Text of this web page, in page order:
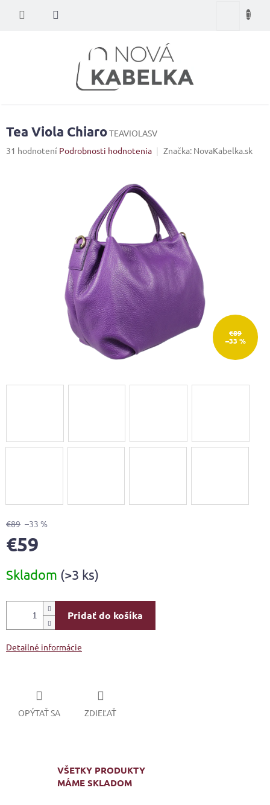
Nákupný
Tea Viola ChiaroTEAVIOLASV
Priemerné
31 hodnotení Podrobnosti hodnotenia Značka: NovaKabelka.sk
€89
–33 %
€89 –33 %
€59
cena:
Skladom (>3 ks)
Pridať do košíka
Detailné informácie
OPÝTAŤ SA ZDIEĽAŤ
VŠETKY PRODUKTY
MÁME SKLADOM